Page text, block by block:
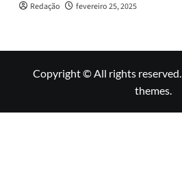
Redação fevereiro 25, 2025
Copyright © All rights reserved.
themes.